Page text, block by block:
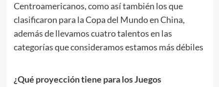
Centroamericanos, como así también los que
clasificaron para la Copa del Mundo en China,
además de llevamos cuatro talentos en las
categorías que consideramos estamos más débiles
¿Qué proyección tiene para los Juegos